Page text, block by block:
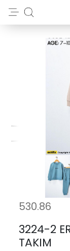
530.86
3224-2
TAKIM